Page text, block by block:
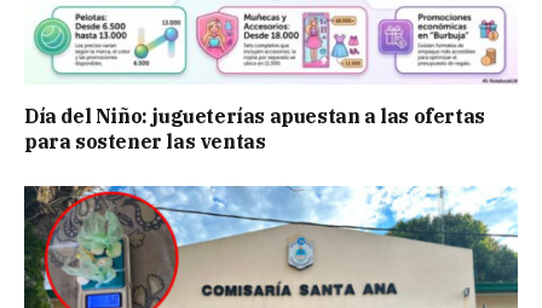
Día del Niño: jugueterías apuestan a las ofertas
para sostener las ventas